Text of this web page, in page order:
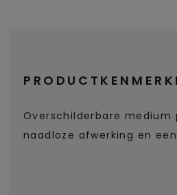
Overschilderbare
naadloze afwerking en